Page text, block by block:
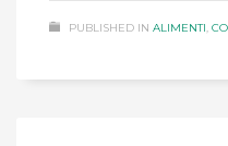
PUBLISHED IN ALIMENTI,